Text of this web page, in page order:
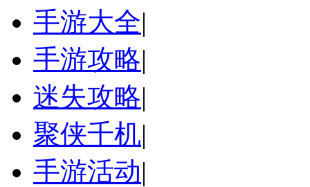
手游大全|
手游攻略|
迷失攻略|
聚侠千机|
手游活动|